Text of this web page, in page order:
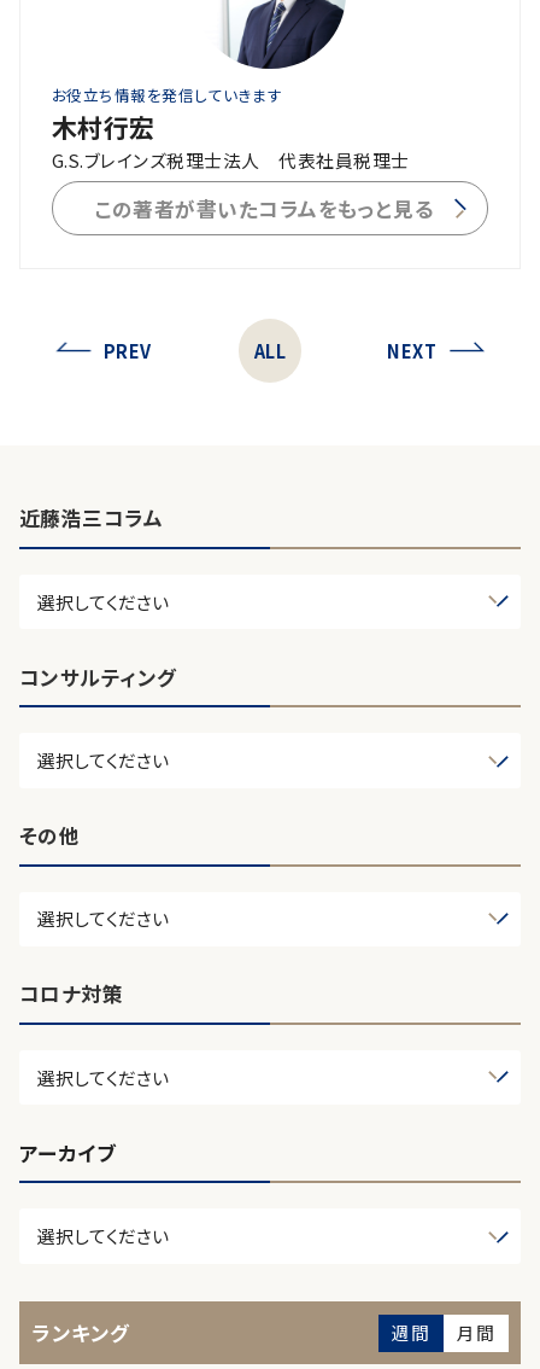
お役立ち情報を発信していきます
木村行宏
G.S.ブレインズ税理士法人 代表社員税理士
この著者が書いたコラムをもっと見る
PREV ALL NEXT
近藤浩三コラム
コンサルティング
その他
コロナ対策
アーカイブ
ランキング 週間 月間